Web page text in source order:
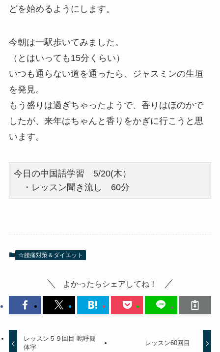
どを始めるようにします。
今朝は一駅歩いてみました。
（とはいっても15分くらい）
いつも通らない道を通ったら、ジャスミンの生垣
を発見。
もう盛りは過ぎちゃったようで、香りはほのかで
したが、来年はちゃんと香りをかぎに行こうと思
います。
今日の中国語学習 5/20(木）
・レッスン聞き流し 60分
☆腰痛対策＆ダイエット
よかったらシェアしてね！
レッスン５９回目 嗚呼簡
体字
レッスン60回目